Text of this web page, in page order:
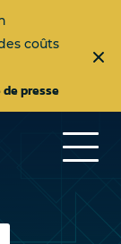
coûts
presse